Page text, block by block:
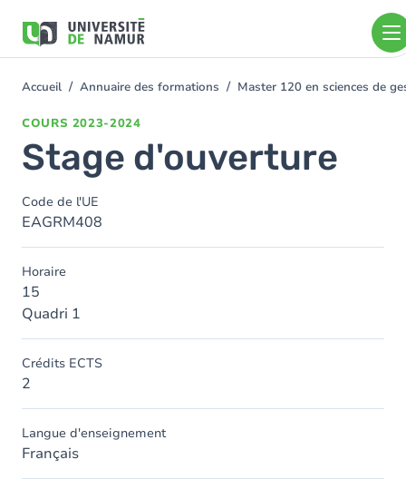
contenu
You
Accueil Annuaire des formations Master 120 en sciences de
COURS 2023-2024
Stage d'ouverture
Code de l'UE
EAGRM408
Horaire
15
Quadri 1
Crédits ECTS
2
Langue d'enseignement
Français